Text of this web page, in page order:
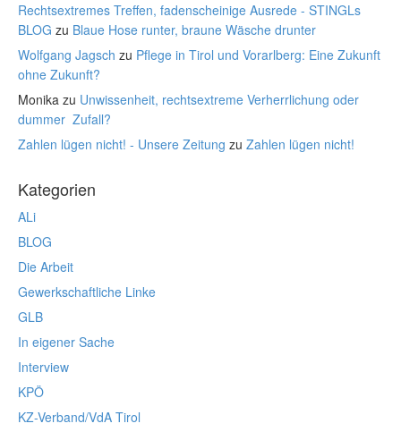
Rechtsextremes Treffen, fadenscheinige Ausrede - STINGLs
BLOG zu Blaue Hose runter, braune Wäsche drunter
Wolfgang Jagsch zu Pflege in Tirol und Vorarlberg: Eine Zukunft
ohne Zukunft?
Monika zu Unwissenheit, rechtsextreme Verherrlichung oder
dummer Zufall?
Zahlen lügen nicht! - Unsere Zeitung zu Zahlen lügen nicht!
Kategorien
ALi
BLOG
Die Arbeit
Gewerkschaftliche Linke
GLB
In eigener Sache
Interview
KPÖ
KZ-Verband/VdA Tirol